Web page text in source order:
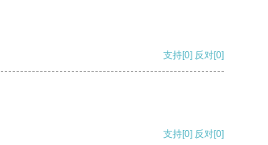
支持[0] 反对[0]
支持[0] 反对[0]